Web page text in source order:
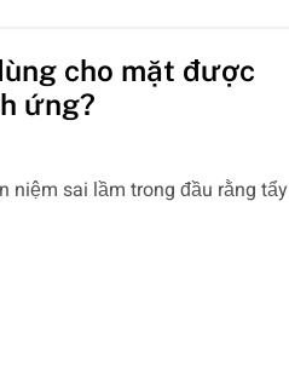
cho mặt được
ứng?
niệm sai lầm trong đầu rằng tẩy